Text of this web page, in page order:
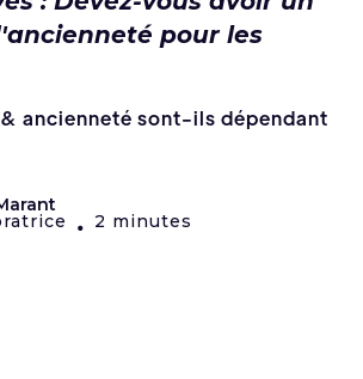
pour les
ancienneté sont-ils dépendant
• 2 minutes